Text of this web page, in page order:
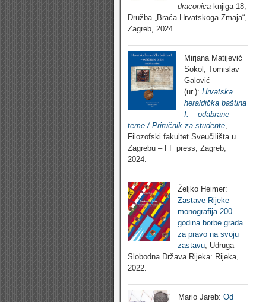
draconica knjiga 18,
Družba „Braća Hrvatskoga Zmaja“,
Zagreb, 2024.
Mirjana Matijević
Sokol, Tomislav
Galović
(ur.): Hrvatska
heraldička baština
I. – odabrane
teme / Priručnik za studente,
Filozofski fakultet Sveučilišta u
Zagrebu – FF press, Zagreb,
2024.
Željko Heimer:
Zastave Rijeke –
monografija 200
godina borbe grada
za pravo na svoju
zastavu, Udruga
Slobodna Država Rijeka: Rijeka,
2022.
Mario Jareb: Od